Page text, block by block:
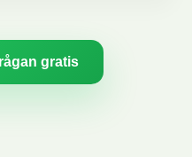
gratis